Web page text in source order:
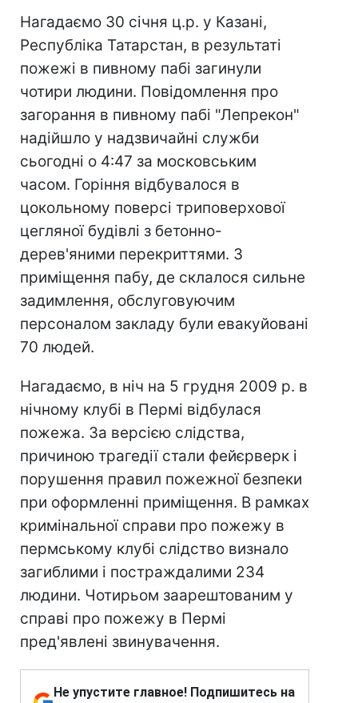
Нагадаємо 30 січня ц.р. у Казані,
Республіка Татарстан, в результаті
пожежі в пивному пабі загинули
чотири людини. Повідомлення про
загорання в пивному пабі "Лепрекон"
надійшло у надзвичайні служби
сьогодні о 4:47 за московським
часом. Горіння відбувалося в
цокольному поверсі триповерхової
цегляної будівлі з бетонно-
дерев'яними перекриттями. З
приміщення пабу, де склалося сильне
задимлення, обслуговуючим
персоналом закладу були евакуйовані
70 людей.
Нагадаємо, в ніч на 5 грудня 2009 р. в
нічному клубі в Пермі відбулася
пожежа. За версією слідства,
причиною трагедії стали фейєрверк і
порушення правил пожежної безпеки
при оформленні приміщення. В рамках
кримінальної справи про пожежу в
пермському клубі слідство визнало
загиблими і постраждалими 234
людини. Чотирьом заарештованим у
справі про пожежу в Пермі
пред'явлені звинувачення.
Не упустите главное! Подпишитесь на